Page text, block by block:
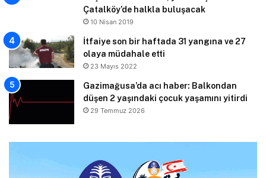
Çatalköy’de halkla buluşacak
10 Nisan 2019
İtfaiye son bir haftada 31 yangına ve 27
olaya müdahale etti
23 Mayıs 2022
Gazimağusa’da acı haber: Balkondan
düşen 2 yaşındaki çocuk yaşamını yitirdi
29 Temmuz 2026